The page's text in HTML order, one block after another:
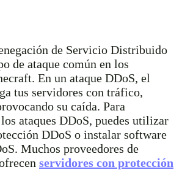
de Servicio Distribuido
de ataque común en los
En un ataque DDoS, el
tus servidores con tráfico,
su caída. Para
ataques DDoS, puedes utilizar
DDoS o instalar software
Muchos proveedores de
servidores con protección